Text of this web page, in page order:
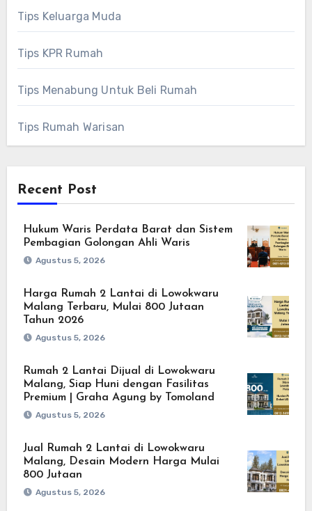
Tips Keluarga Muda
Tips KPR Rumah
Tips Menabung Untuk Beli Rumah
Tips Rumah Warisan
Recent Post
Hukum Waris Perdata Barat dan Sistem
Pembagian Golongan Ahli Waris
Agustus 5, 2026
Harga Rumah 2 Lantai di Lowokwaru
Malang Terbaru, Mulai 800 Jutaan
Tahun 2026
Agustus 5, 2026
Rumah 2 Lantai Dijual di Lowokwaru
Malang, Siap Huni dengan Fasilitas
Premium | Graha Agung by Tomoland
Agustus 5, 2026
Jual Rumah 2 Lantai di Lowokwaru
Malang, Desain Modern Harga Mulai
800 Jutaan
Agustus 5, 2026